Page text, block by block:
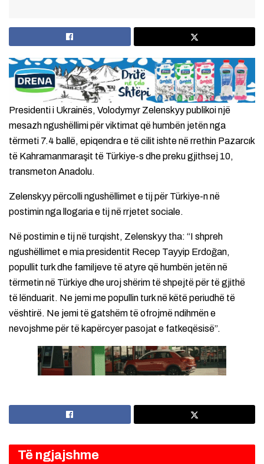
Presidenti i Ukrainës, Volodymyr Zelenskyy publikoi ​​një
mesazh ngushëllimi për viktimat që humbën jetën nga
tërmeti 7.4 ballë, epiqendra e të cilit ishte në rrethin Pazarcık
të Kahramanmaraşit të Türkiye-s dhe preku gjithsej 10,
transmeton Anadolu.
Zelenskyy përcolli ngushëllimet e tij për Türkiye-n në
postimin nga llogaria e tij në rrjetet sociale.
Në postimin e tij në turqisht, Zelenskyy tha: “I shpreh
ngushëllimet e mia presidentit Recep Tayyip Erdoğan,
popullit turk dhe familjeve të atyre që humbën jetën në
tërmetin në Türkiye dhe uroj shërim të shpejtë për të gjithë
të lënduarit. Ne jemi me popullin turk në këtë periudhë të
vështirë. Ne jemi të gatshëm të ofrojmë ndihmën e
nevojshme për të kapërcyer pasojat e fatkeqësisë”.
Të ngjajshme